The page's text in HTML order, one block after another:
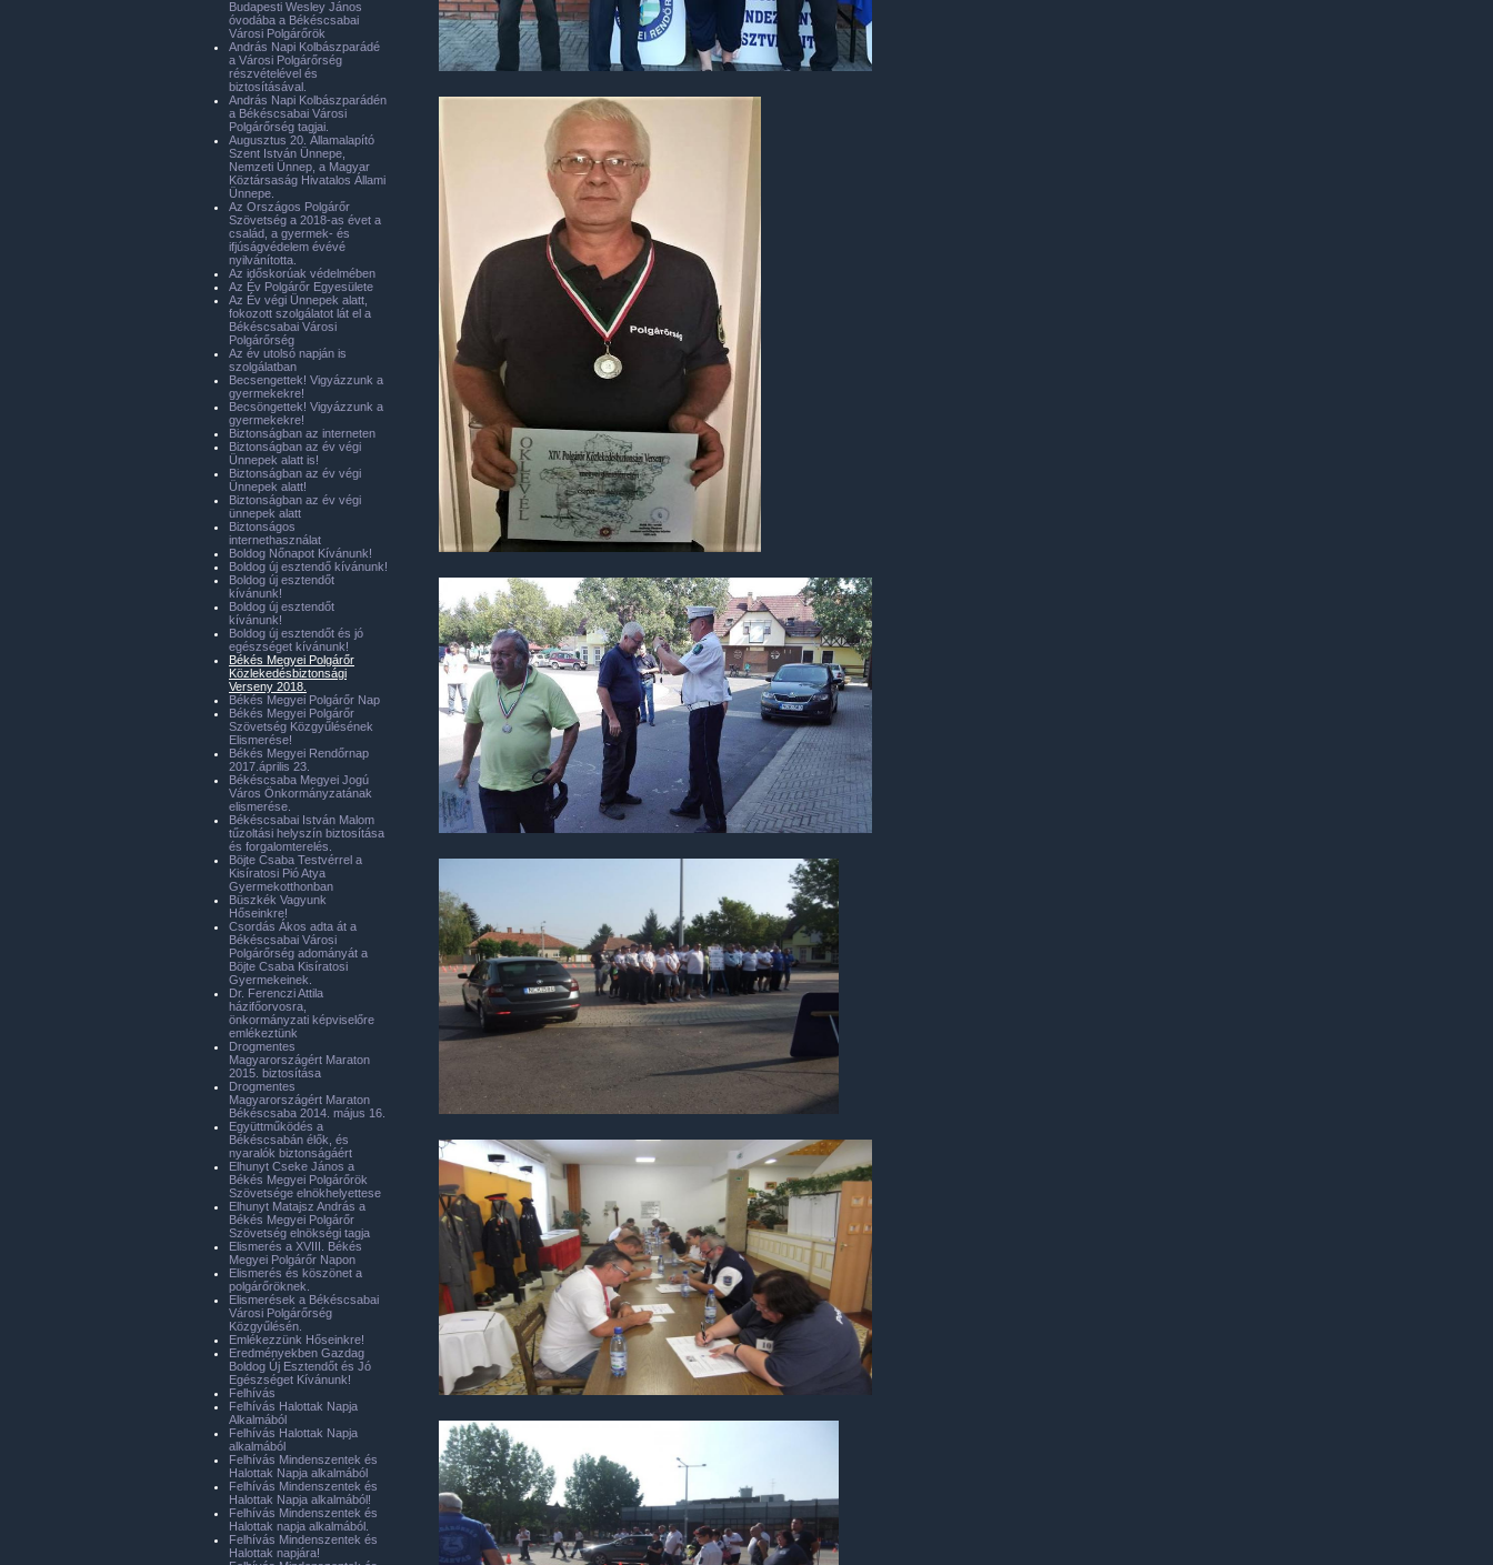
Budapesti Wesley János
óvodába a Békéscsabai
Városi Polgárőrök
András Napi Kolbászparádé
a Városi Polgárőrség
részvételével és
biztosításával.
András Napi Kolbászparádén
a Békéscsabai Városi
Polgárőrség tagjai.
Augusztus 20. Államalapító
Szent István Ünnepe,
Nemzeti Ünnep, a Magyar
Köztársaság Hivatalos Állami
Ünnepe.
Az Országos Polgárőr
Szövetség a 2018-as évet a
család, a gyermek- és
ifjúságvédelem évévé
nyilvánította.
Az időskorúak védelmében
Az Év Polgárőr Egyesülete
Az Év végi Ünnepek alatt,
fokozott szolgálatot lát el a
Békéscsabai Városi
Polgárőrség
Az év utolsó napján is
szolgálatban
Becsengettek! Vigyázzunk a
gyermekekre!
Becsöngettek! Vigyázzunk a
gyermekekre!
Biztonságban az interneten
Biztonságban az év végi
Ünnepek alatt is!
Biztonságban az év végi
Ünnepek alatt!
Biztonságban az év végi
ünnepek alatt
Biztonságos
internethasználat
Boldog Nőnapot Kívánunk!
Boldog új esztendő kívánunk!
Boldog új esztendőt
kívánunk!
Boldog új esztendőt
kívánunk!
Boldog új esztendőt és jó
egészséget kívánunk!
Békés Megyei Polgárőr
Közlekedésbiztonsági
Verseny 2018.
Békés Megyei Polgárőr Nap
Békés Megyei Polgárőr
Szövetség Közgyűlésének
Elismerése!
Békés Megyei Rendőrnap
2017.április 23.
Békéscsaba Megyei Jogú
Város Önkormányzatának
elismerése.
Békéscsabai István Malom
tűzoltási helyszín biztosítása
és forgalomterelés.
Böjte Csaba Testvérrel a
Kisíratosi Pió Atya
Gyermekotthonban
Büszkék Vagyunk
Hőseinkre!
Csordás Ákos adta át a
Békéscsabai Városi
Polgárőrség adományát a
Böjte Csaba Kisíratosi
Gyermekeinek.
Dr. Ferenczi Attila
házifőorvosra,
önkormányzati képviselőre
emlékeztünk
Drogmentes
Magyarországért Maraton
2015. biztosítása
Drogmentes
Magyarországért Maraton
Békéscsaba 2014. május 16.
Együttműködés a
Békéscsabán élők, és
nyaralók biztonságáért
Elhunyt Cseke János a
Békés Megyei Polgárőrök
Szövetsége elnökhelyettese
Elhunyt Matajsz András a
Békés Megyei Polgárőr
Szövetség elnökségi tagja
Elismerés a XVIII. Békés
Megyei Polgárőr Napon
Elismerés és köszönet a
polgárőröknek.
Elismerések a Békéscsabai
Városi Polgárőrség
Közgyűlésén.
Emlékezzünk Hőseinkre!
Eredményekben Gazdag
Boldog Új Esztendőt és Jó
Egészséget Kívánunk!
Felhívás
Felhívás Halottak Napja
Alkalmából
Felhívás Halottak Napja
alkalmából
Felhívás Mindenszentek és
Halottak Napja alkalmából
Felhívás Mindenszentek és
Halottak Napja alkalmából!
Felhívás Mindenszentek és
Halottak napja alkalmából.
Felhívás Mindenszentek és
Halottak napjára!